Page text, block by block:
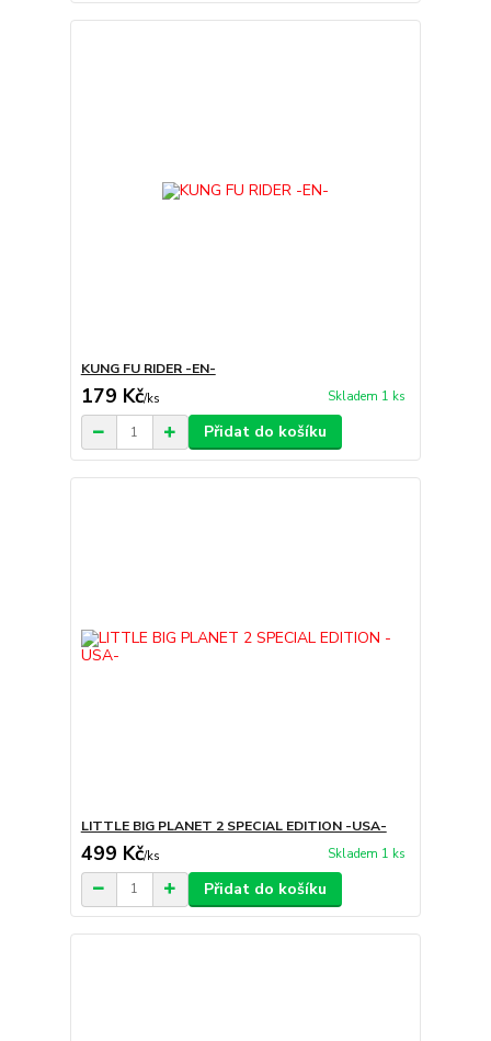
KUNG FU RIDER -EN-
179 Kč/ks Skladem 1 ks
Přidat do košíku
LITTLE BIG PLANET 2 SPECIAL EDITION -USA-
499 Kč/ks Skladem 1 ks
Přidat do košíku